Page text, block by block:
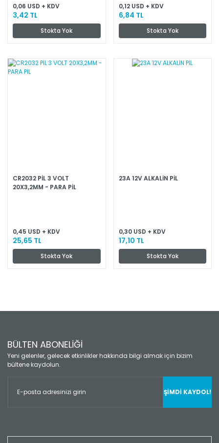
0,06 USD + KDV
3,42 TL
Stokta Yok
0,12 USD + KDV
6,84 TL
Stokta Yok
CR2032 PİL 3 VOLT
20X3,2MM - PARA PİL
0,45 USD + KDV
25,65 TL
Stokta Yok
23A 12V ALKALİN PİL
0,30 USD + KDV
17,10 TL
Stokta Yok
BÜLTEN ABONELİĞİ
Yeni gelenler, gelecek etkinlikler hakkında bilgi almak için bizim
bültene kaydolun.
ŞİMDİ KAYDOL!